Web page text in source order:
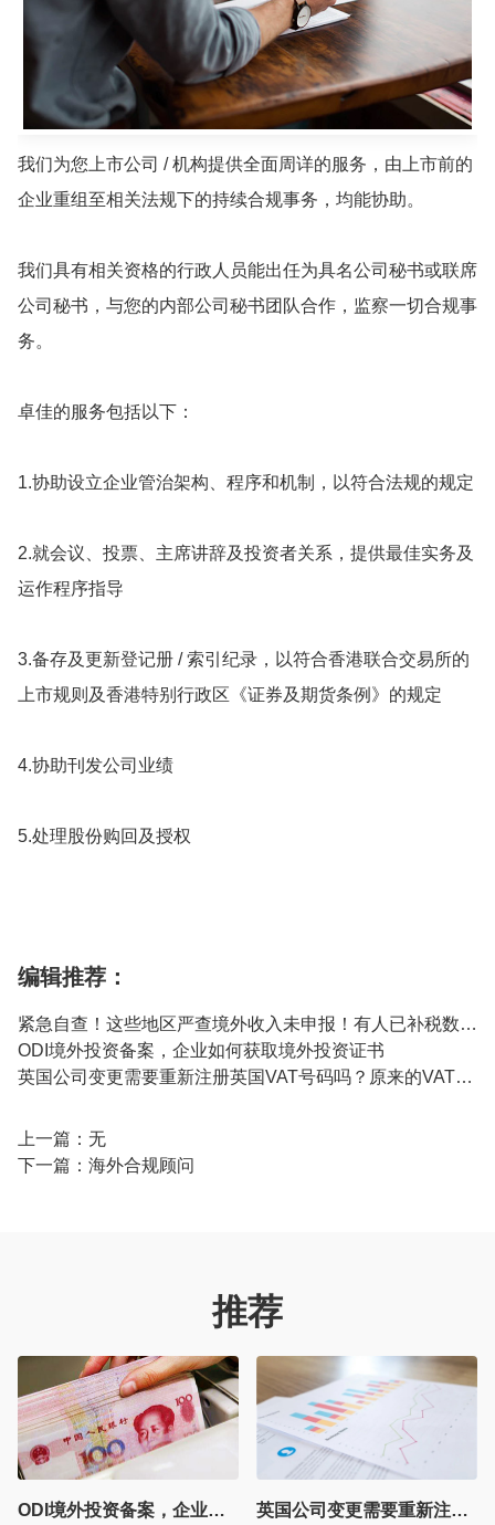
我们为您上市公司 / 机构提供全面周详的服务，由上市前的
企业重组至相关法规下的持续合规事务，均能协助。
我们具有相关资格的行政人员能出任为具名公司秘书或联席
公司秘书，与您的内部公司秘书团队合作，监察一切合规事
务。
卓佳的服务包括以下：
1.协助设立企业管治架构、程序和机制，以符合法规的规定
2.就会议、投票、主席讲辞及投资者关系，提供最佳实务及
运作程序指导
3.备存及更新登记册 / 索引纪录，以符合香港联合交易所的
上市规则及香港特别行政区《证券及期货条例》的规定
4.协助刊发公司业绩
5.处理股份购回及授权
编辑推荐：
紧急自查！这些地区严查境外收入未申报！有人已补税数百万…
ODI境外投资备案，企业如何获取境外投资证书
英国公司变更需要重新注册英国VAT号码吗？原来的VAT是否能够继续使用？
上一篇：无
下一篇： 海外合规顾问
推荐
ODI境外投资备案，企业如何获取境外投资证书 英国公司变更需要重新注册英国VAT号码吗？原来的VAT是否能够继续使用？